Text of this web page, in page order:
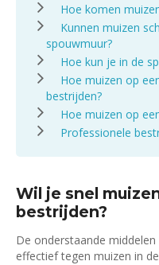
Hoe komen
Kunnen muizen
spouwmuur?
Hoe kun je in de
Hoe muizen op
bestrijden?
Hoe muizen op
Professionele
Wil je snel
bestrijden?
De onderstaande
effectief tegen muizen in